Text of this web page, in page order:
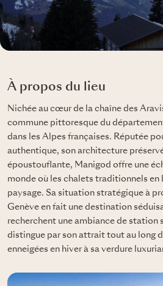
À propos du lieu
Nichée au cœur de la chaîne des
commune pittoresque du
dans les Alpes françaises. Réputée
authentique, son architecture
époustouflante, Manigod offre une
monde où les chalets traditionnels en
paysage. Sa situation stratégique à
Genève en fait une destination
recherchent une ambiance de station
distingue par son attrait tout au long
enneigées en hiver à sa verdure